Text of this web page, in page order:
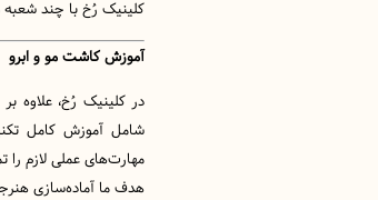
کلینیک رُخ با چند شعبه
آموزش کاشت مو و ابرو
در کلینیک رُخ، علاوه
شامل آموزش کامل
مهارت‌های عملی لازم را
هدف ما آماده‌سازی